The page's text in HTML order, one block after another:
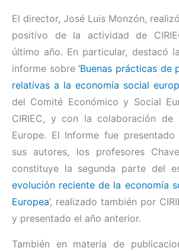
El director, José Luis Monzón,
positivo de la actividad de
último año. En particular, destacó
informe sobre‘Buenas prácticas de
relativas a la economía social
del Comité Económico y Social
CIRIEC, y con la colaboración de
Europe. El Informe fue
sus autores, los profesores
constituye la segunda parte del
evolución reciente de la economía
Europea’, realizado también por
y presentado el año anterior.
También en materia de